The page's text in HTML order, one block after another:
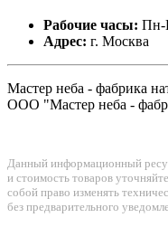
Рабочие часы: Пн-
Адрес: г. Москва
Мастер неба - фабрика
ООО "Мастер неба -
Данный информационный
и стоимость товаров
собой право изменять
без предварительного